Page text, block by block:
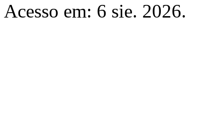
Acesso em: 6 sie. 2026.